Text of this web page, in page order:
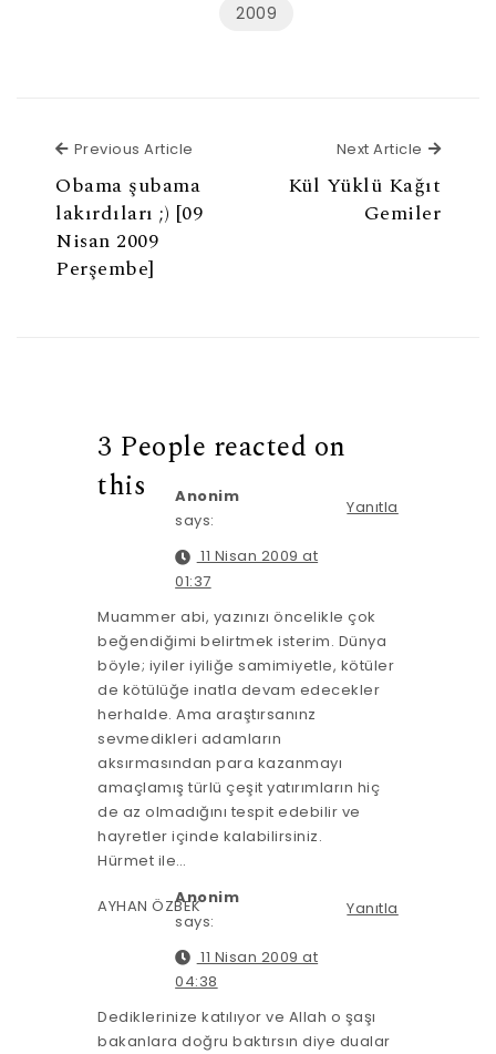
2009
Previous Article
Obama şubama
lakırdıları ;) [09
Nisan 2009
Perşembe]
Next Article Next
Kül Yüklü Kağıt
Gemiler
3 People reacted on
this
Yanıtla
Anonim
says:
11 Nisan 2009 at
01:37
Muammer abi, yazınızı öncelikle çok
beğendiğimi belirtmek isterim. Dünya
böyle; iyiler iyiliğe samimiyetle, kötüler
de kötülüğe inatla devam edecekler
herhalde. Ama araştırsanınz
sevmedikleri adamların
aksırmasından para kazanmayı
amaçlamış türlü çeşit yatırımların hiç
de az olmadığını tespit edebilir ve
hayretler içinde kalabilirsiniz.
Hürmet ile…
AYHAN ÖZBEK Yanıtla
Anonim
says:
11 Nisan 2009 at
04:38
Dediklerinize katılıyor ve Allah o şaşı
bakanlara doğru baktırsın diye dualar